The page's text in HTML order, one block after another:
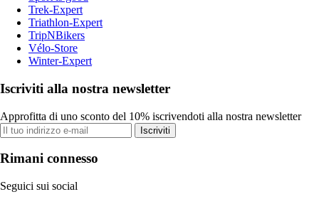
Trek-Expert
Triathlon-Expert
TripNBikers
Vélo-Store
Winter-Expert
Iscriviti alla nostra newsletter
Approfitta di uno sconto del 10% iscrivendoti alla nostra newsletter
Iscriviti
Rimani connesso
Seguici sui social